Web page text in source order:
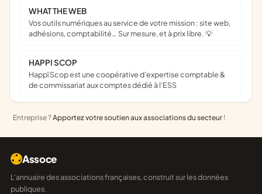
WHAT THE WEB
Vos outils numériques au service de votre mission : site web,
adhésions, comptabilité… Sur mesure, et à prix libre. 💡
HAPPI SCOP
Happï Scop est une coopérative d’expertise comptable &
de commissariat aux comptes dédié à l'ESS
Entreprise ?Apportez votre soutien aux associations du secteur !
Assoce
L'annuaire des associations françaises, construit sur les données
publiques.